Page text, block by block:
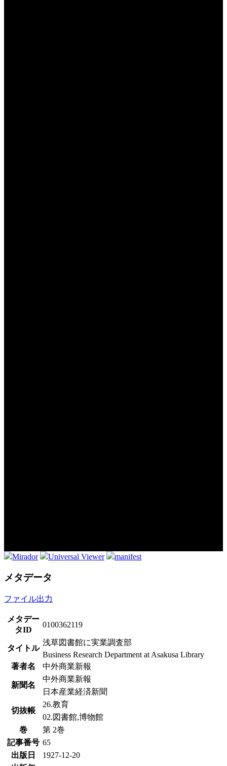
Mirador Universal Viewer manifest
メタデータ
ファイル出力
メタデー
タID
0100362119
タイトル
浅草図書館に実業調査部
Business Research Department at Asakusa Library
著者名
中外商業新報
新聞名
中外商業新報
日本産業経済新聞
切抜帳
26.教育
02.図書館,博物館
巻
第 2巻
記事番号 65
出版日
1927-12-20